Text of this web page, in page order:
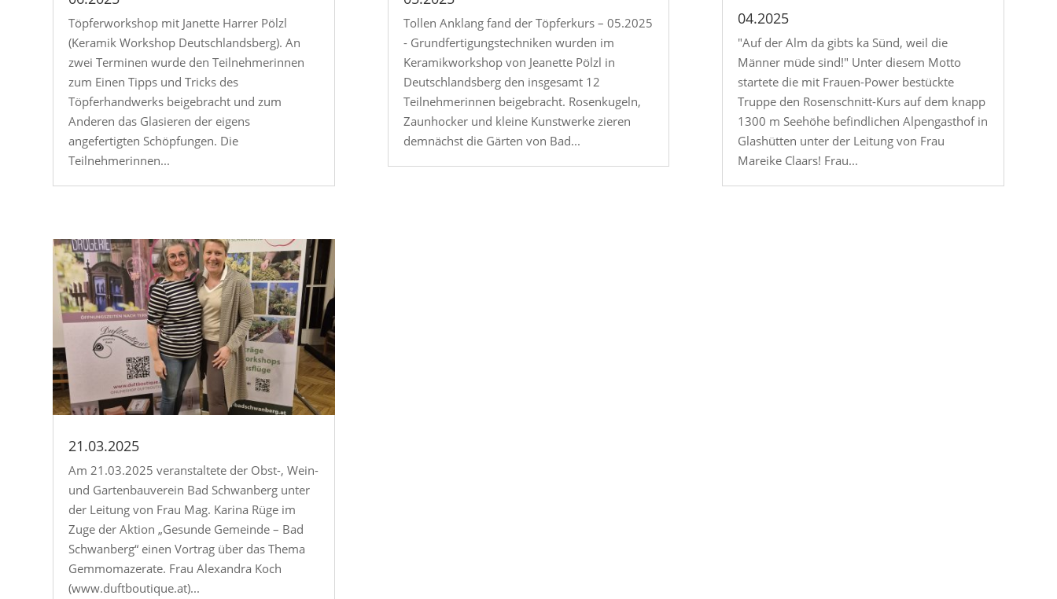
Töpferworkshop mit Janette Harrer Pölzl
(Keramik Workshop Deutschlandsberg). An
zwei Terminen wurde den Teilnehmerinnen
zum Einen Tipps und Tricks des
Töpferhandwerks beigebracht und zum
Anderen das Glasieren der eigens
angefertigten Schöpfungen. Die
Teilnehmerinnen...
21.03.2025
Am 21.03.2025 veranstaltete der Obst-, Wein-
und Gartenbauverein Bad Schwanberg unter
der Leitung von Frau Mag. Karina Rüge im
Zuge der Aktion „Gesunde Gemeinde – Bad
Schwanberg“ einen Vortrag über das Thema
Gemmomazerate. Frau Alexandra Koch
(www.duftboutique.at)...
Tollen Anklang fand der Töpferkurs – 05.2025
- Grundfertigungstechniken wurden im
Keramikworkshop von Jeanette Pölzl in
Deutschlandsberg den insgesamt 12
Teilnehmerinnen beigebracht. Rosenkugeln,
Zaunhocker und kleine Kunstwerke zieren
demnächst die Gärten von Bad...
04.2025
"Auf der Alm da gibts ka Sünd, weil die
Männer müde sind!" Unter diesem Motto
startete die mit Frauen-Power bestückte
Truppe den Rosenschnitt-Kurs auf dem knapp
1300 m Seehöhe befindlichen Alpengasthof in
Glashütten unter der Leitung von Frau
Mareike Claars! Frau...